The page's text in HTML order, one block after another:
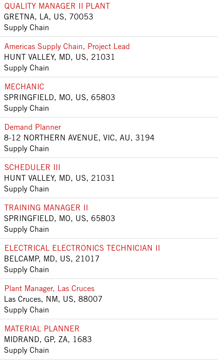
QUALITY MANAGER II PLANT
GRETNA, LA, US, 70053
Supply Chain
Americas Supply Chain, Project Lead
HUNT VALLEY, MD, US, 21031
Supply Chain
MECHANIC
SPRINGFIELD, MO, US, 65803
Supply Chain
Demand Planner
8-12 NORTHERN AVENUE, VIC, AU, 3194
Supply Chain
SCHEDULER III
HUNT VALLEY, MD, US, 21031
Supply Chain
TRAINING MANAGER II
SPRINGFIELD, MO, US, 65803
Supply Chain
ELECTRICAL ELECTRONICS TECHNICIAN II
BELCAMP, MD, US, 21017
Supply Chain
Plant Manager, Las Cruces
Las Cruces, NM, US, 88007
Supply Chain
MATERIAL PLANNER
MIDRAND, GP, ZA, 1683
Supply Chain